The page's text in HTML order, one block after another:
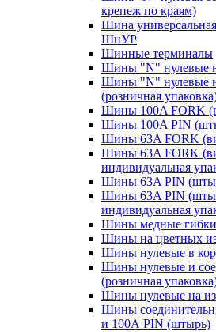
крепеж по краям)
Шина
ШнУР
Шинные терминалы
Шины "N" нулевые
Шины "N" нулевые
(розничная
Шины 100A FORK
Шины 100A PIN
Шины 63A FORK
Шины 63A FORK
индивидуальная
Шины 63A PIN
Шины 63A PIN
индивидуальная
Шины медные
Шины на цветных
Шины нулевые в
Шины нулевые и
(розничная
Шины нулевые на
Шины
и 100А PIN (штырь)